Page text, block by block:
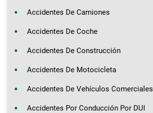
Accidentes De Camiones
Accidentes De Coche
Accidentes De Construcción
Accidentes De Motocicleta
Accidentes De Vehículos Comerciales
Accidentes Por Conducción Por DUI